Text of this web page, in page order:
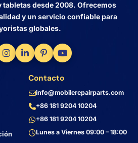
desde 2008. Ofrecemos
y un servicio confiable para
globales.
Contacto
info@mobilerepairparts.com
+86 181 9204 10204
+86 181 9204 10204
Lunes a Viernes 09:00 – 18:00